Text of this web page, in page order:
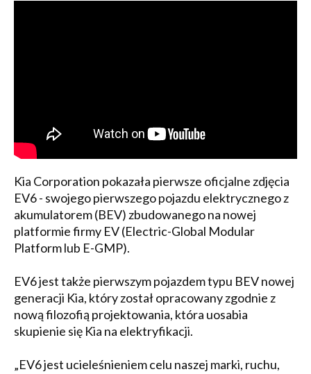
Kia Corporation pokazała pierwsze oficjalne zdjęcia
EV6 - swojego pierwszego pojazdu elektrycznego z
akumulatorem (BEV) zbudowanego na nowej
platformie firmy EV (Electric-Global Modular
Platform lub E-GMP).
EV6 jest także pierwszym pojazdem typu BEV nowej
generacji Kia, który został opracowany zgodnie z
nową filozofią projektowania, która uosabia
skupienie się Kia na elektryfikacji.
„EV6 jest ucieleśnieniem celu naszej marki, ruchu,